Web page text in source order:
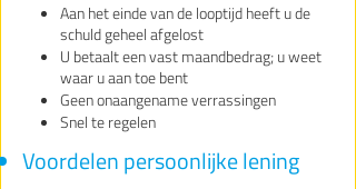
Aan het einde van de looptijd heeft u de
schuld geheel afgelost
U betaalt een vast maandbedrag; u weet
waar u aan toe bent
Geen onaangename verrassingen
Snel te regelen
Voordelen persoonlijke lening